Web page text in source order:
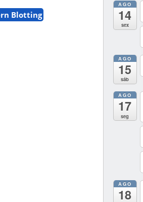
Blotting
AGO
14
sex
AGO
15
sáb
AGO
17
seg
AGO
18